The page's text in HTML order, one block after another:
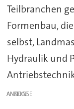
Teilbranchen
Formenbau,
selbst,
Hydraulik und
ANZEIGE